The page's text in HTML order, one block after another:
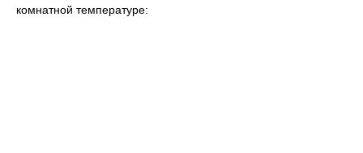
комнатной температуре: